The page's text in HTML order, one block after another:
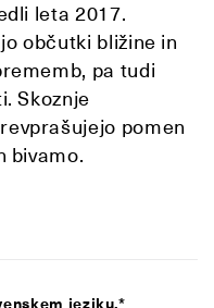
leta 2017.
občutki bližine in
pa tudi
Skoznje
pomen
bivamo.